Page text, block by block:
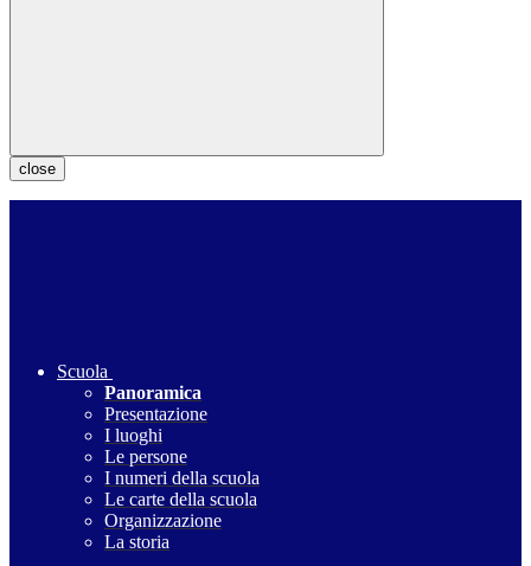
close
Scuola
Panoramica
Presentazione
I luoghi
Le persone
I numeri della scuola
Le carte della scuola
Organizzazione
La storia